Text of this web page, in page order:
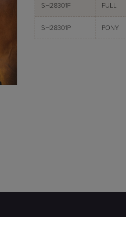
SH28301F FULL
SH28301P PONY